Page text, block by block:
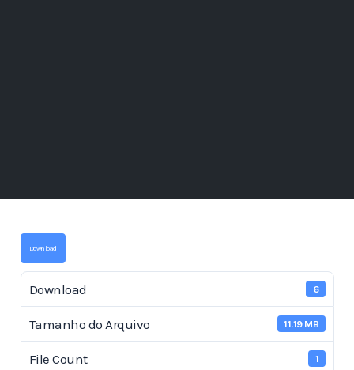
Download
Download 6
Tamanho do Arquivo 11.19 MB
File Count 1